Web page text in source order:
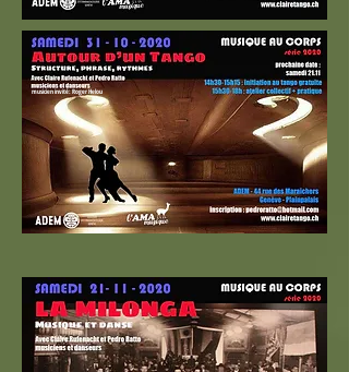
musicien invité: Roger Helou